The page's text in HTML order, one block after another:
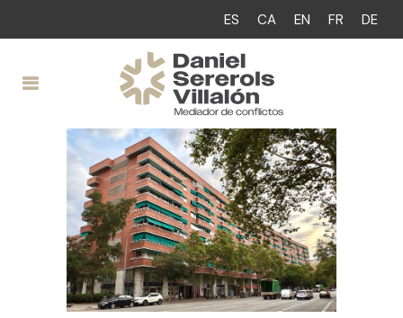
ES CA EN FR DE